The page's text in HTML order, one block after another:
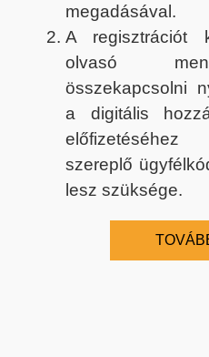
megadásával.
A regisztrációt
olvasó
összekapcsolni
a digitális
szereplő
lesz szüksége.